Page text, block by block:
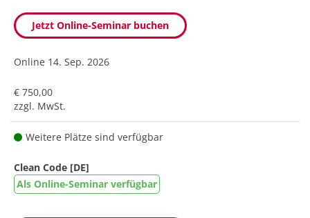
Jetzt Online-Seminar buchen
Online 14. Sep. 2026
€ 750,00
zzgl. MwSt.
Weitere Plätze sind verfügbar
Clean Code [DE]
Als Online-Seminar verfügbar